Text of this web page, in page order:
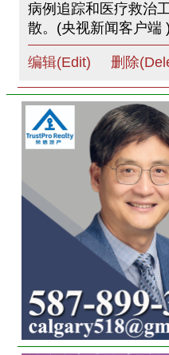
病例追踪和医疗救治
散。(央视新闻客户端 )
编辑(Edit) 删除